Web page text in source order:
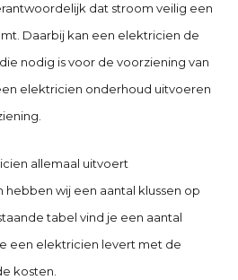
dat stroom veilig een
Daarbij kan een elektricien de
nodig is voor de voorziening van
elektricien onderhoud uitvoeren
allemaal uitvoert
wij een aantal klussen op
tabel vind je een aantal
een elektricien levert met de
kosten.